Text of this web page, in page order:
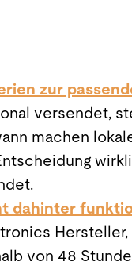
zur
versendet,
machen
dahinter
von 48